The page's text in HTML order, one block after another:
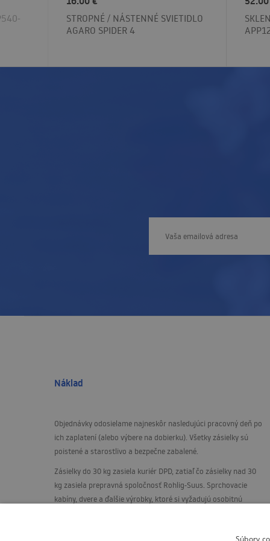
STROPNÉ / NÁSTENNÉ SVIETIDLO
AGARO SPIDER 4
Náklad
Objednávky odosielame najneskôr nasledujúci pracovný deň po
ich zaplatení (alebo výbere na dobierku). Všetky zásielky sú
poistené a starostlivo a bezpečne zabalené.
Zásielky do 30 kg zasiela kuriér DPD, zatiaľ čo zásielky nad 30
kg zasiela prepravná spoločnosť Rohlig-Suus. Sprchovacie
kabíny, dvere a ďalšie výrobky, ktoré si vyžadujú osobitnú
Súbory